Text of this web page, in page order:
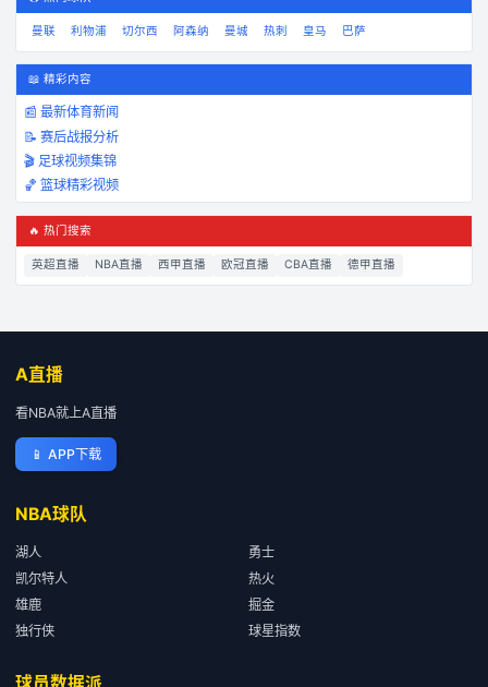
曼联 利物浦 切尔西 阿森纳 曼城 热刺 皇马 巴萨
📖 精彩内容
📰 最新体育新闻
📝 赛后战报分析
🎬 足球视频集锦
🏀 篮球精彩视频
🔥 热门搜索
英超直播 NBA直播 西甲直播 欧冠直播 CBA直播 德甲直播
A直播
看NBA就上A直播
📱 APP下载
NBA球队
湖人
勇士
凯尔特人
热火
雄鹿
掘金
独行侠
球星指数
球员数据派